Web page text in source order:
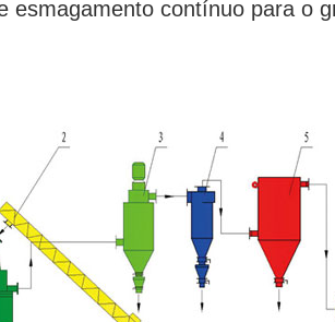
esmagamento contínuo para o